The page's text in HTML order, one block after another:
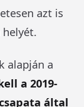
azt is
alapján a
a 2019-
által